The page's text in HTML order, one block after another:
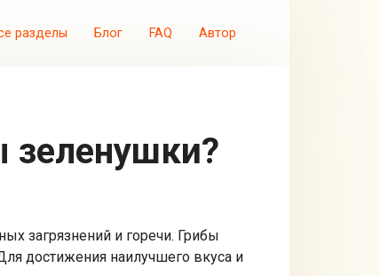
разделы Блог FAQ Автор
зеленушки?
загрязнений и горечи. Грибы
достижения наилучшего вкуса и